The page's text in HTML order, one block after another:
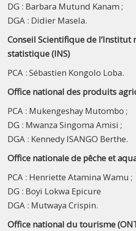
DG : Barbara Mutund Kanam ;
DGA : Didier Masela.
Conseil Scientifique de l’Institut
statistique (INS)
PCA : Sébastien Kongolo Loba.
Office national des produits
PCA : Mukengeshay Mutombo ;
DG : Mwanza Singoma Amisi ;
DGA : Kennedy ISANGO Berthe.
Office nationale de pêche et
PCA : Henriette Atamina Wamu ;
DG : Boyi Lokwa Epicure
DGA : Mutwaya Crispin.
Office national du tourisme